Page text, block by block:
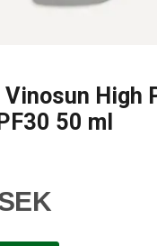
Vinosun High
50 ml